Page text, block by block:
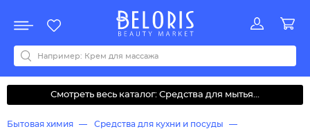
Акции
Все бренды
0-9ABCDEFGHIJKLMNOPQRSTUVWYZАБВДЗИМОКЛНПРСТУФ
Смотреть весь каталог: Средства для мытья...
Бытовая химия
Средства для кухни и посуды